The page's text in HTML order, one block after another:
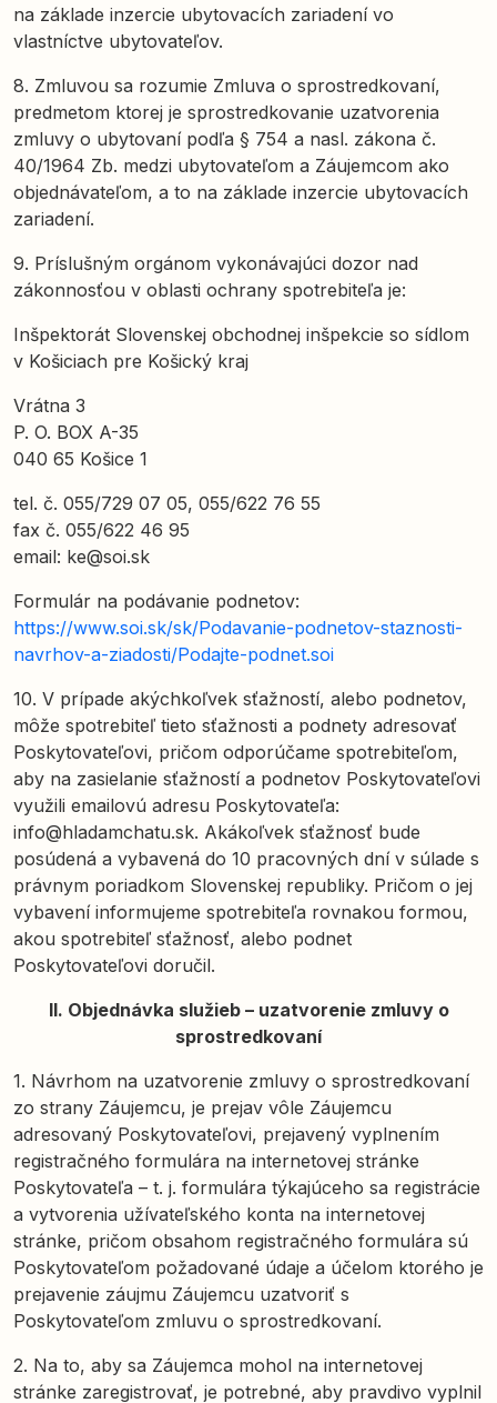
na základe inzercie ubytovacích zariadení vo
vlastníctve ubytovateľov.
8. Zmluvou sa rozumie Zmluva o sprostredkovaní,
predmetom ktorej je sprostredkovanie uzatvorenia
zmluvy o ubytovaní podľa § 754 a nasl. zákona č.
40/1964 Zb. medzi ubytovateľom a Záujemcom ako
objednávateľom, a to na základe inzercie ubytovacích
zariadení.
9. Príslušným orgánom vykonávajúci dozor nad
zákonnosťou v oblasti ochrany spotrebiteľa je:
Inšpektorát Slovenskej obchodnej inšpekcie so sídlom
v Košiciach pre Košický kraj
Vrátna 3
P. O. BOX A-35
040 65 Košice 1
tel. č. 055/729 07 05, 055/622 76 55
fax č. 055/622 46 95
email: ke@soi.sk
Formulár na podávanie podnetov:
https://www.soi.sk/sk/Podavanie-podnetov-staznosti-
navrhov-a-ziadosti/Podajte-podnet.soi
10. V prípade akýchkoľvek sťažností, alebo podnetov,
môže spotrebiteľ tieto sťažnosti a podnety adresovať
Poskytovateľovi, pričom odporúčame spotrebiteľom,
aby na zasielanie sťažností a podnetov Poskytovateľovi
využili emailovú adresu Poskytovateľa:
info@hladamchatu.sk. Akákoľvek sťažnosť bude
posúdená a vybavená do 10 pracovných dní v súlade s
právnym poriadkom Slovenskej republiky. Pričom o jej
vybavení informujeme spotrebiteľa rovnakou formou,
akou spotrebiteľ sťažnosť, alebo podnet
Poskytovateľovi doručil.
II. Objednávka služieb – uzatvorenie zmluvy o
sprostredkovaní
1. Návrhom na uzatvorenie zmluvy o sprostredkovaní
zo strany Záujemcu, je prejav vôle Záujemcu
adresovaný Poskytovateľovi, prejavený vyplnením
registračného formulára na internetovej stránke
Poskytovateľa – t. j. formulára týkajúceho sa registrácie
a vytvorenia užívateľského konta na internetovej
stránke, pričom obsahom registračného formulára sú
Poskytovateľom požadované údaje a účelom ktorého je
prejavenie záujmu Záujemcu uzatvoriť s
Poskytovateľom zmluvu o sprostredkovaní.
2. Na to, aby sa Záujemca mohol na internetovej
stránke zaregistrovať, je potrebné, aby pravdivo vyplnil